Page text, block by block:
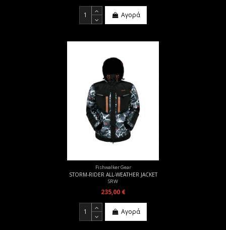
Αγορά
Fishwalker Gear
STORM-RIDER ALL-WEATHER JACKET
SRW
235,00 €
Αγορά